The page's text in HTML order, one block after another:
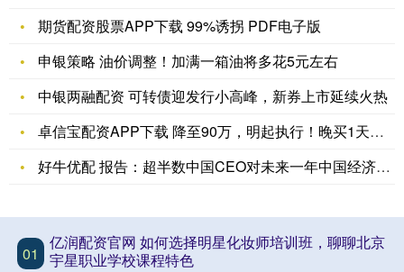
期货配资股票APP下载 99%诱拐 PDF电子版
申银策略 油价调整！加满一箱油将多花5元左右
中银两融配资 可转债迎发行小高峰，新券上市延续火热
卓信宝配资APP下载 降至90万，明起执行！晚买1天贵十几万
好牛优配 报告：超半数中国CEO对未来一年中国经济增长抱有信
01
亿润配资官网 如何选择明星化妆师培训班，聊聊北京
宇星职业学校课程特色